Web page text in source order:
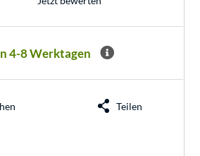
4-8 Werktagen
Teilen